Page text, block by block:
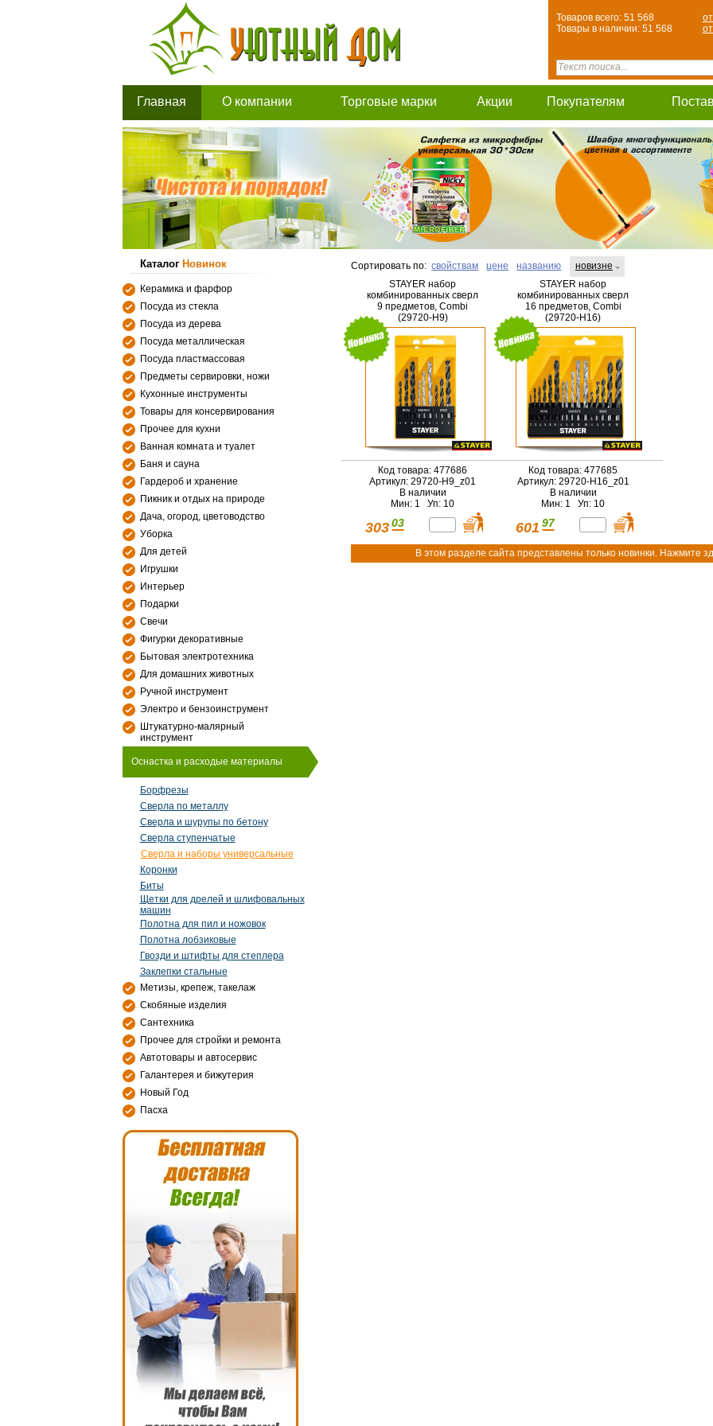
Товаров всего: 51 568
Товары в наличии: 51 568
Главная О компании Торговые марки Акции Покупателям
Каталог Новинок
Керамика и фарфор
Посуда из стекла
Посуда из дерева
Посуда металлическая
Посуда пластмассовая
Предметы сервировки, ножи
Кухонные инструменты
Товары для консервирования
Прочее для кухни
Ванная комната и туалет
Баня и сауна
Гардероб и хранение
Пикник и отдых на природе
Дача, огород, цветоводство
Уборка
Для детей
Игрушки
Интерьер
Подарки
Свечи
Фигурки декоративные
Бытовая электротехника
Для домашних животных
Ручной инструмент
Электро и бензоинструмент
Штукатурно-малярный
инструмент
Оснастка и расходые материалы
Борфрезы
Сверла по металлу
Сверла и шурупы по бетону
Сверла ступенчатые
Сверла и наборы универсальные
Коронки
Биты
Щетки для дрелей и шлифовальных
машин
Полотна для пил и ножовок
Полотна лобзиковые
Гвозди и штифты для степлера
Заклепки стальные
Метизы, крепеж, такелаж
Скобяные изделия
Сантехника
Прочее для стройки и ремонта
Автотовары и автосервис
Галантерея и бижутерия
Новый Год
Пасха
Сортировать по: свойствам цене названию новизне
STAYER набор
комбинированных сверл
9 предметов, Combi
(29720-H9)
Код товара: 477686
Артикул: 29720-H9_z01
В наличии
Мин: 1 Уп: 10
303 03
STAYER набор
комбинированных сверл
16 предметов, Combi
(29720-H16)
Код товара: 477685
Артикул: 29720-H16_z01
В наличии
Мин: 1 Уп: 10
601 97
В этом разделе сайта представлены только новинки. Нажмите